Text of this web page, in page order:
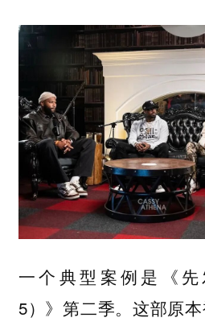
一个典型案例是《先
5）》第二季。这部原